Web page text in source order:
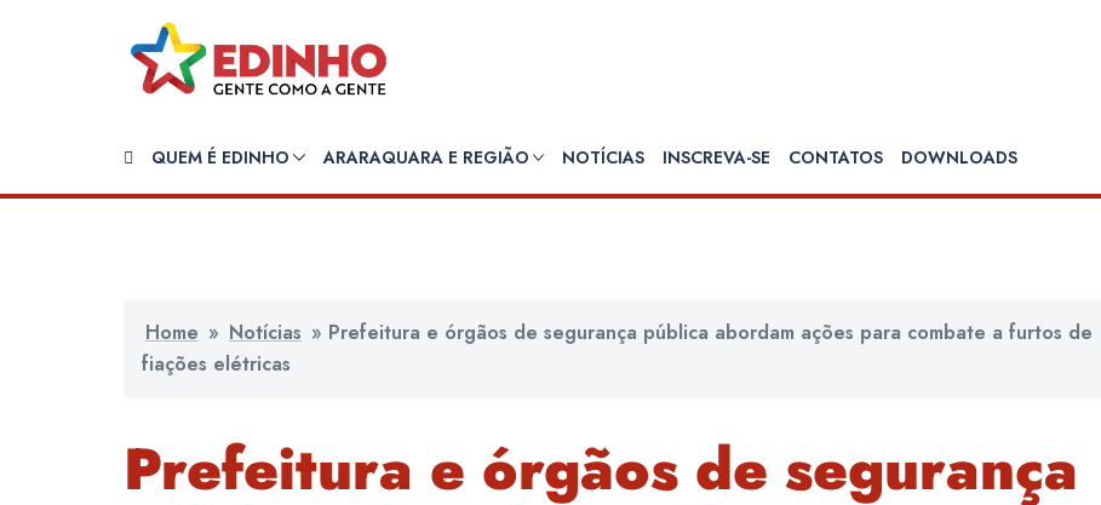
QUEM É EDINHO ARARAQUARA E REGIÃO NOTÍCIAS INSCREVA-SE CONTATOS DOWNLOADS
Home » Notícias » Prefeitura e órgãos de segurança pública abordam ações para combate a furtos de
fiações elétricas
Prefeitura e órgãos de segurança